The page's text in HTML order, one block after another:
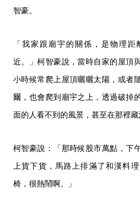
智豪。
「我家跟廟宇的關係，是物理
近。」柯智豪說，當時自家的屋頂
小時候常爬上屋頂曬曬太陽，或者
爾，也會爬到廟宇之上，透過破掉
面的人看不到的風景，甚至在那裡藏
柯智豪說：「那時候股市萬點，下
上貨下貨，馬路上排滿了和漢料
椅，很熱鬧啊。」